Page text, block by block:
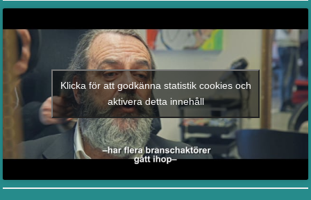
Klicka för att godkänna statistik cookies och
aktivera detta innehåll